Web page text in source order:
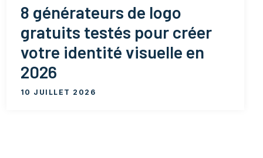
8 générateurs de logo
gratuits testés pour créer
votre identité visuelle en
2026
10 JUILLET 2026